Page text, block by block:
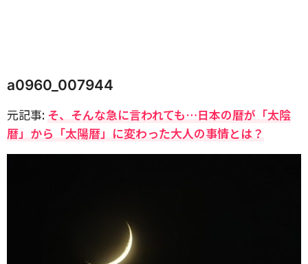
a0960_007944
元記事: そ、そんな急に言われても…日本の暦が「太陰
暦」から「太陽暦」に変わった大人の事情とは？